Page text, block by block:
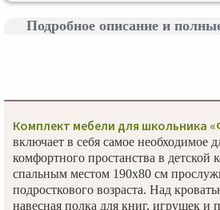
Подробное описание и
Комплект мебели для школьника
включает в себя самое необходимое
комфортного простанства в детской
спальным местом 190х80 см
подросткового возраста. Над
навесная полка для книг, игрушек и